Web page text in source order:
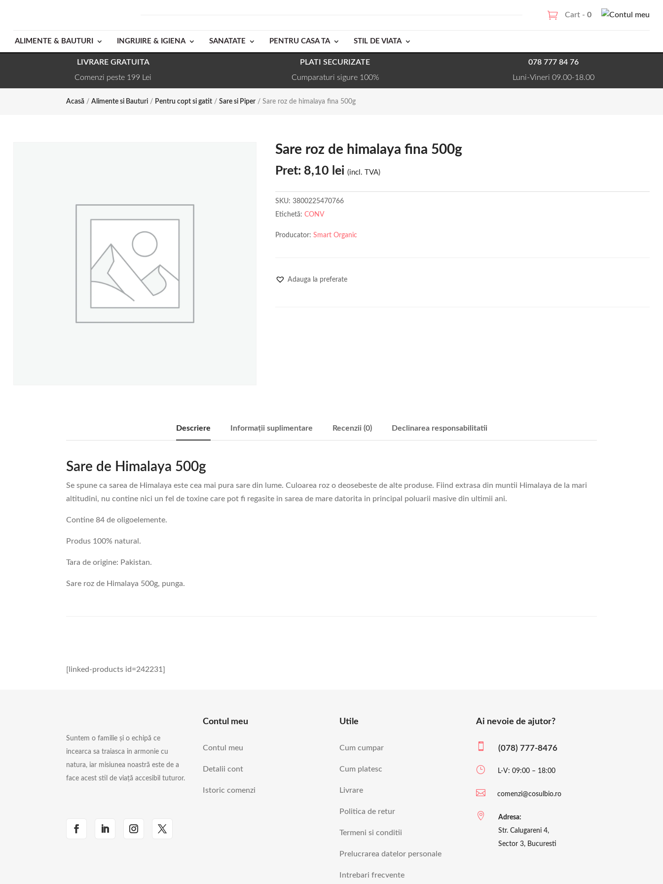
Cart -0
ALIMENTE & BAUTURI INGRIJIRE & IGIENA SANATATE PENTRU CASA TA STIL DE VIATA
LIVRARE GRATUITA
Comenzi peste 199 Lei
PLATI SECURIZATE
Cumparaturi sigure 100%
078 777 84 76
Luni-Vineri 09.00-18.00
Acasă /Alimente si Bauturi / Pentru copt si gatit /Sare si Piper / Sare roz de himalaya fina 500g
Sare roz de himalaya fina 500g
Pret: 8,10 lei (incl. TVA)
SKU:3800225470766
Etichetă:CONV
Producator:Smart Organic
Adauga la preferate
Descriere Informații suplimentare Recenzii (0) Declinarea responsabilitatii
Sare de Himalaya 500g
Se spune ca sarea de Himalaya este cea mai pura sare din lume. Culoarea roz o deosebeste de alte produse. Fiind extrasa din muntii Himalaya de la mari
altitudini, nu contine nici un fel de toxine care pot fi regasite in sarea de mare datorita in principal poluarii masive din ultimii ani.
Contine 84 de oligoelemente.
Produs 100% natural.
Tara de origine: Pakistan.
Sare roz de Himalaya 500g, punga.
[linked-products id=242231]
Suntem o familie și o echipă ce
incearca sa traiasca in armonie cu
natura, iar misiunea noastră este de a
face acest stil de viață accesibil tuturor.
Contul meu
Contul meu
Detalii cont
Istoric comenzi
Utile
Cum cumpar
Cum platesc
Livrare
Politica de retur
Termeni si conditii
Prelucrarea datelor personale
Intrebari frecvente
Ai nevoie de ajutor?
 (078) 777-8476
} L-V: 09:00 – 18:00
 comenzi@cosulbio.ro

Adresa:
Str. Calugareni 4,
Sector 3, Bucuresti